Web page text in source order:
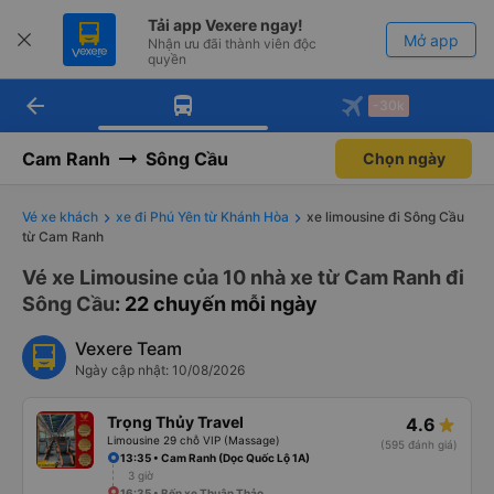
Tải app Vexere ngay!
Nhận ưu đãi thành viên độc
quyền
Mở app
Tải app Vexere
-30k/ghế khi đặt vé máy bay qua
Mở app
arrow_back -30k
Cam Ranh Sông Cầu Chọn ngày
Vé xe khách xe đi Phú Yên từ Khánh Hòa
xe limousine đi Sông Cầu
từ Cam Ranh
Vé xe Limousine của 10 nhà xe từ Cam Ranh đi
Sông Cầu: 22 chuyến mỗi ngày
Vexere Team
Ngày cập nhật: 10/08/2026
Trọng Thủy Travel
Limousine 29 chỗ VIP (Massage)
4.6
(595 đánh giá)
13:35 • Cam Ranh (Dọc Quốc Lộ 1A)
3 giờ